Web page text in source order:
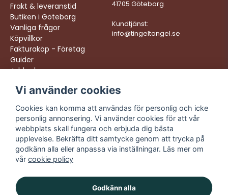
Frakt & leveranstid
Butiken i Göteborg
Vanliga frågor
Köpvillkor
Fakturaköp - Företag
Guider
Jobba hos oss
41705 Göteborg
Kundtjänst:
info@tingeltangel.se
Följ oss:
Instagram
Facebook
TikTok
YouTube
Vi levererar:
Snabba leveranser
Trygga köp
Fri frakt över 499:-
Trevlig kundtjänst
Vi använder cookies
Cookies kan komma att användas för personlig och icke
personlig annonsering. Vi använder cookies för att vår
webbplats skall fungera och erbjuda dig bästa
upplevelse. Bekräfta ditt samtycke genom att trycka på
godkänn alla eller anpassa via inställningar. Läs mer om
vår cookie policy
Godkänn alla